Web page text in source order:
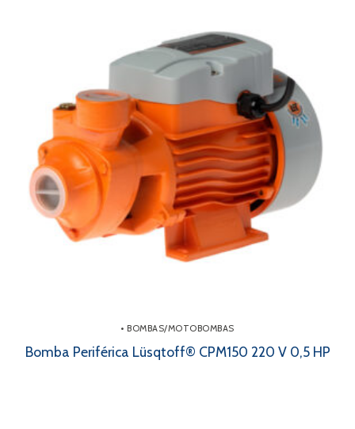
• BOMBAS/MOTOBOMBAS
Bomba Periférica Lüsqtoff® CPM150 220 V 0,5 HP